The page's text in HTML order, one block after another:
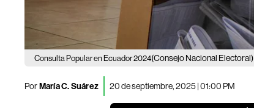
Consulta Popular en Ecuador 2024(Consejo Nacional Electoral)
PorMaría C. Suárez 20 de septiembre, 2025 | 01:00 PM